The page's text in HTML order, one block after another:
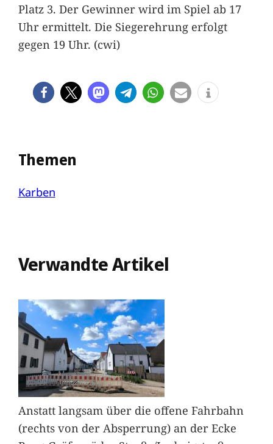
Platz 3. Der Gewinner wird im Spiel ab 17
Uhr ermittelt. Die Siegerehrung erfolgt
gegen 19 Uhr. (cwi)
Themen
Karben
Verwandte Artikel
Anstatt langsam über die offene Fahrbahn
(rechts von der Absperrung) an der Ecke